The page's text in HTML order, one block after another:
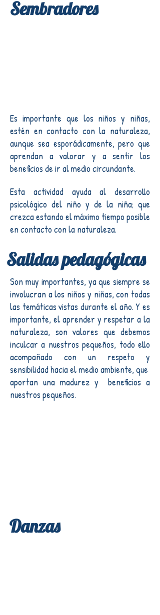
Sembradores
Es importante que los niños y niñas,
estén en contacto con la naturaleza,
aunque sea esporádicamente, pero que
aprendan a valorar y a sentir los
beneficios de ir al medio circundante.
Esta actividad ayuda al desarrollo
psicológico del niño y de la niña; que
crezca estando el máximo tiempo posible
en contacto con la naturaleza.
Salidas pedagógicas
Son muy importantes, ya que siempre se
involucran a los niños y niñas, con todas
las temáticas vistas durante el año. Y es
importante, el aprender y respetar a la
naturaleza, son valores que debemos
inculcar a nuestros pequeños, todo ello
acompañado con un respeto y
sensibilidad hacia el medio ambiente, que
aportan una madurez y beneficios a
nuestros pequeños.
Danzas